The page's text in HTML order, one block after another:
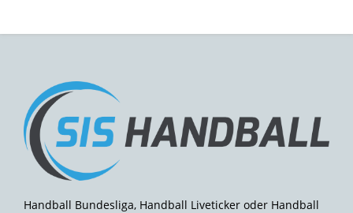
Handball Bundesliga, Handball Liveticker oder Handball